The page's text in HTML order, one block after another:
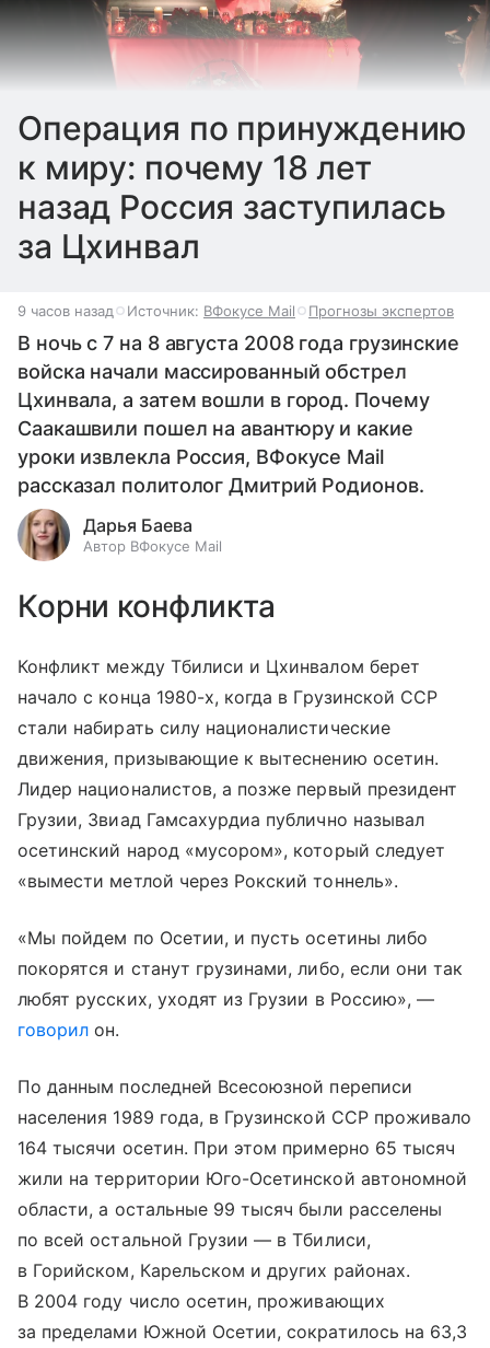
Операция по принуждению
к миру: почему 18 лет
назад Россия заступилась
за Цхинвал
9 часов назад Источник: ВФокусе Mail Прогнозы экспертов
В ночь с 7 на 8 августа 2008 года грузинские
войска начали массированный обстрел
Цхинвала, а затем вошли в город. Почему
Саакашвили пошел на авантюру и какие
уроки извлекла Россия, ВФокусе Mail
рассказал политолог Дмитрий Родионов.
Дарья Баева
Автор ВФокусе Mail
Корни конфликта
Конфликт между Тбилиси и Цхинвалом берет
начало с конца 1980-х, когда в Грузинской ССР
стали набирать силу националистические
движения, призывающие к вытеснению осетин.
Лидер националистов, а позже первый президент
Грузии, Звиад Гамсахурдиа публично называл
осетинский народ «мусором», который следует
«вымести метлой через Рокский тоннель».
«Мы пойдем по Осетии, и пусть осетины либо
покорятся и станут грузинами, либо, если они так
любят русских, уходят из Грузии в Россию», —
говорил он.
По данным последней Всесоюзной переписи
населения 1989 года, в Грузинской ССР проживало
164 тысячи осетин. При этом примерно 65 тысяч
жили на территории Юго-Осетинской автономной
области, а остальные 99 тысяч были расселены
по всей остальной Грузии — в Тбилиси,
в Горийском, Карельском и других районах.
В 2004 году число осетин, проживающих
за пределами Южной Осетии, сократилось на 63,3